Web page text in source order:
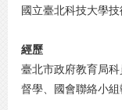
國立臺北科技大學
經歷
臺北市政府教育局科
督學、國會聯絡小